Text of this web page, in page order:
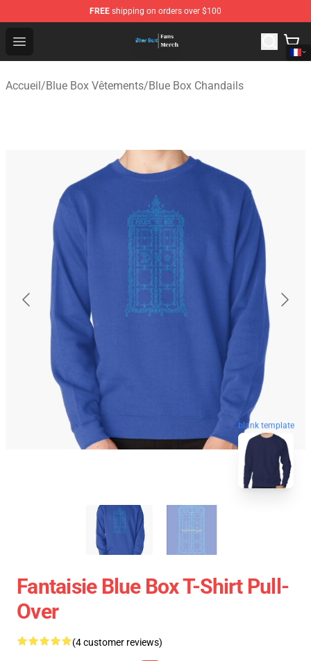
FREE shipping on orders over $100
Open menu
Blue Box Store - Official Blue Box Merchandise Shop
Accueil/Blue Box Vêtements/Blue Box Chandails
blank template
Fantaisie Blue Box T-Shirt Pull-
Over
(4 customer reviews)